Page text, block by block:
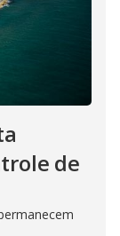
de